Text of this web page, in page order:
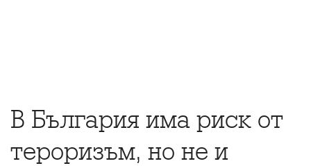
В България има риск от
тероризъм, но не и